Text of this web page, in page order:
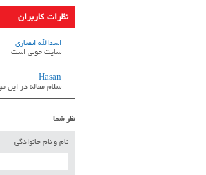
نظرات کاربران
اسدالله انصاری
سایت خوبی است
Hasan
سلام مقاله در این
نظر شما
نام و نام خانوادگی